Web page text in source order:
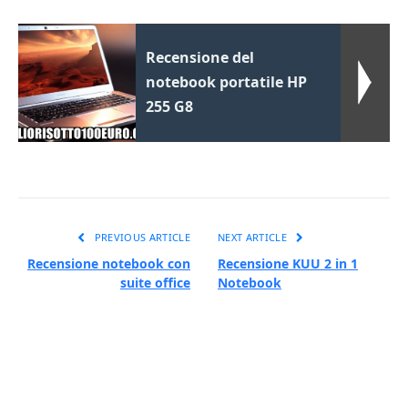
Recensione del
notebook portatile HP
255 G8
PREVIOUS ARTICLE
Recensione notebook con
suite office
NEXT ARTICLE
Recensione KUU 2 in 1
Notebook